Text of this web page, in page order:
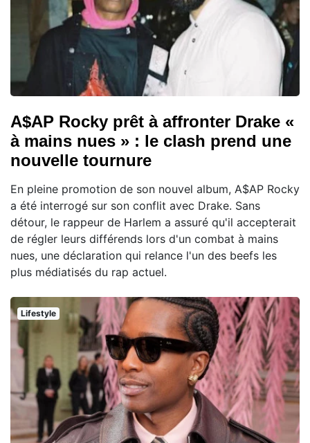
A$AP Rocky prêt à affronter Drake «
à mains nues » : le clash prend une
nouvelle tournure
En pleine promotion de son nouvel album, A$AP Rocky
a été interrogé sur son conflit avec Drake. Sans
détour, le rappeur de Harlem a assuré qu'il accepterait
de régler leurs différends lors d'un combat à mains
nues, une déclaration qui relance l'un des beefs les
plus médiatisés du rap actuel.
Lifestyle